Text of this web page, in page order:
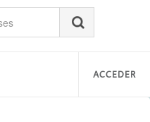
ACCEDER